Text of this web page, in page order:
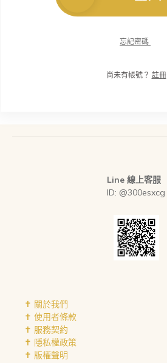
忘記密碼
尚未有帳號？ 註冊
Line 線上客服
ID: @300esxcg
✝︎ 關於我們
✝︎ 使用者條款
✝︎ 服務契約
✝︎ 隱私權政策
✝︎ 版權聲明